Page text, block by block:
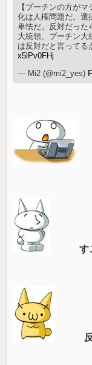
【プーチンの方が
化は人権問題だ。選
卑怯だ。反対だった
大統領、プーチン大
は反対だと言って
x5lPv0FHj
— Mi2 (@mi2_yes)
すご
反対